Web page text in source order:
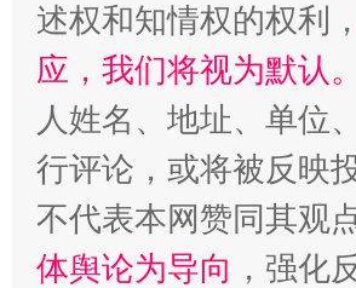
扯下公款旅游的“隐身衣”
述权和知情权的权利，
应，我们将视为默认
人姓名、地址、单位
行评论，或将被反映
不代表本网赞同其观
体舆论为导向 ，强化